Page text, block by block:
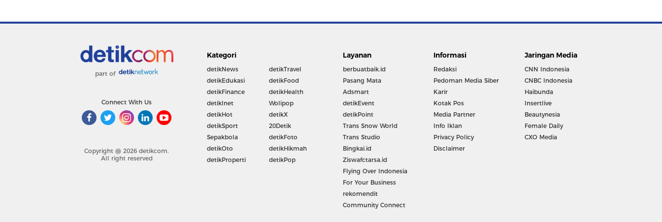
part of
Connect With Us
Copyright @ 2026 detikcom.
All right reserved
Kategori
detikNews
detikEdukasi
detikFinance
detikInet
detikHot
detikSport
Sepakbola
detikOto
detikProperti
detikTravel
detikFood
detikHealth
Wolipop
detikX
20Detik
detikFoto
detikHikmah
detikPop
Layanan
berbuatbaik.id
Pasang Mata
Adsmart
detikEvent
detikPoint
Trans Snow World
Trans Studio
Bingkai.id
Ziswafctarsa.id
Flying Over Indonesia
For Your Business
rekomendit
Community Connect
Informasi
Redaksi
Pedoman Media Siber
Karir
Kotak Pos
Media Partner
Info Iklan
Privacy Policy
Disclaimer
Jaringan Media
CNN Indonesia
CNBC Indonesia
Haibunda
Insertlive
Beautynesia
Female Daily
CXO Media